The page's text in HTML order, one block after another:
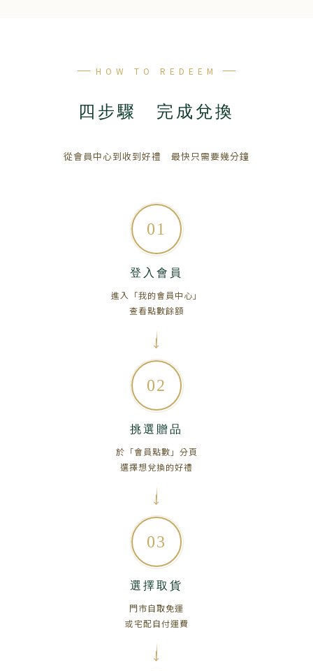
HOW TO REDEEM
四步驟 完成兌換
從會員中心到收到好禮 最快只需要幾分鐘
01
登入會員
進入「我的會員中心」
查看點數餘額
02
挑選贈品
於「會員點數」分頁
選擇想兌換的好禮
03
選擇取貨
門市自取免運
或宅配自付運費